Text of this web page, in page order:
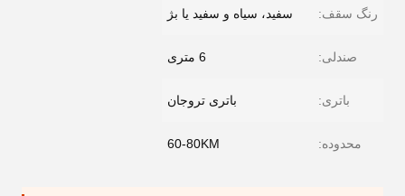
رنگ سقف: سفید، سیاه و سفید یا بژ
صندلی: 6 متری
باتری: باتری تروجان
محدوده: 60-80KM